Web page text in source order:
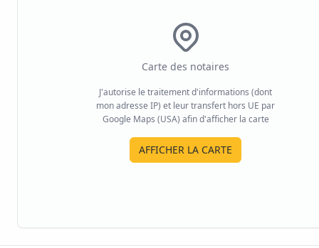
Carte des notaires
J'autorise le traitement d'informations (dont
mon adresse IP) et leur transfert hors UE par
Google Maps (USA) afin d'afficher la carte
AFFICHER LA CARTE